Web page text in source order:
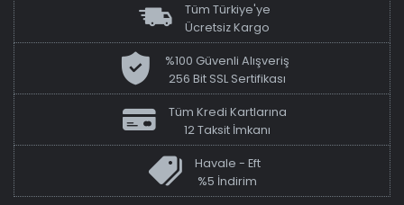
Tüm Türkiye'ye
Ücretsiz Kargo
%100 Güvenli Alışveriş
256 Bit SSL Sertifikası
Tüm Kredi Kartlarına
12 Taksit İmkanı
Havale - Eft
%5 İndirim